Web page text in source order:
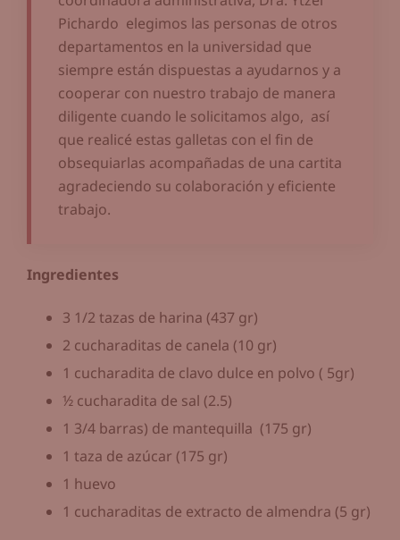
Pichardo elegimos las personas de otros
departamentos en la universidad que
siempre están dispuestas a ayudarnos y a
cooperar con nuestro trabajo de manera
diligente cuando le solicitamos algo, así
que realicé estas galletas con el fin de
obsequiarlas acompañadas de una cartita
agradeciendo su colaboración y eficiente
trabajo.
Ingredientes
3 1/2 tazas de harina (437 gr)
2 cucharaditas de canela (10 gr)
1 cucharadita de clavo dulce en polvo ( 5gr)
½ cucharadita de sal (2.5)
1 3/4 barras) de mantequilla (175 gr)
1 taza de azúcar (175 gr)
1 huevo
1 cucharaditas de extracto de almendra (5 gr)